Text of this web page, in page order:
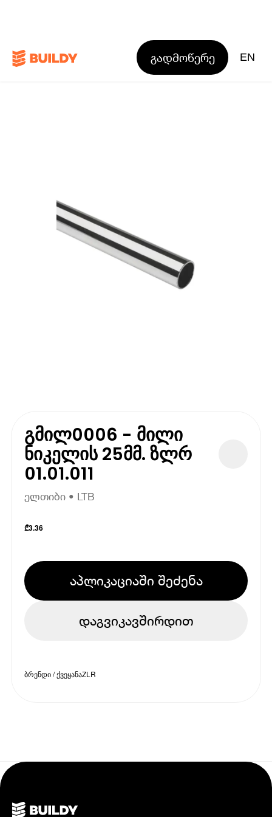
გადმოწერე EN
გმილ0006 - მილი
ნიკელის 25მმ. ზლრ
01.01.011
ელთიბი • LTB
₾3.36
აპლიკაციაში შეძენა
დაგვიკავშირდით
ბრენდი / ქვეყანაZLR